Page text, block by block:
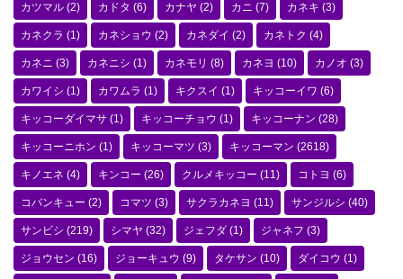
カツマル (2) カドタ (6) カナヤ (2) カニ (7) カネキ (3)
カネクラ (1) カネショウ (2) カネダイ (2) カネトク (4)
カネニ (3) カネニシ (1) カネモリ (8) カネヨ (10) カノオ (3)
カワイシ (1) カワムラ (1) キクスイ (1) キッコーイワ (6)
キッコーダイマサ (1) キッコーチョウ (1) キッコーナン (28)
キッコーニホン (1) キッコーマツ (3) キッコーマン (2618)
キノエネ (4) キンコー (26) クルメキッコー (11) コトヨ (6)
コバンキュー (2) コマツ (3) サクラカネヨ (11) サンジルシ (40)
サンビシ (219) シマヤ (32) ジェフダ (1) ジャネフ (3)
ジョウセン (16) ジョーキュウ (9) タケサン (10) ダイコウ (1)